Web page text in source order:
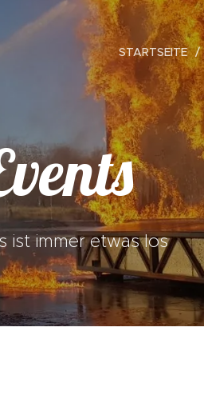
STARTSEITE
ist immer etwas los